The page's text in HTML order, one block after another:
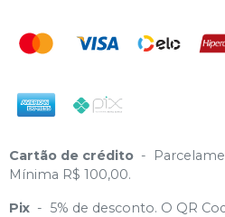
Cartão de crédito -
Mínima R$ 100,00.
Pix - 5% de desconto. O QR